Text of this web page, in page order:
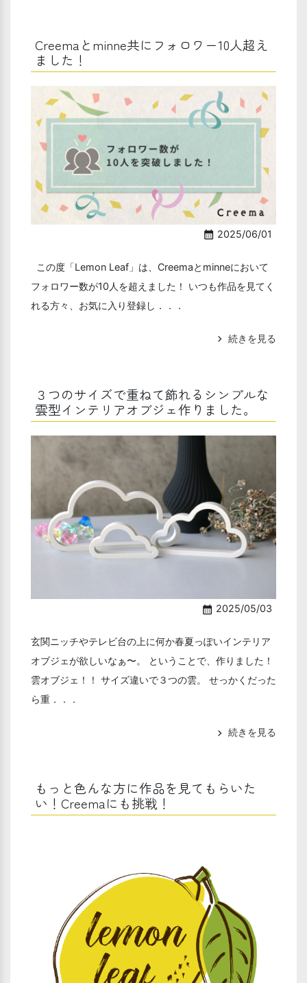
Creemaとminne共にフォロワー10人超え
ました！
calendar_month 2025/06/01
この度「Lemon Leaf」は、Creemaとminneにおいて
フォロワー数が10人を超えました！ いつも作品を見てく
れる方々、お気に入り登録し．．．
chevron_right 続きを見る
３つのサイズで重ねて飾れるシンプルな
雲型インテリアオブジェ作りました。
calendar_month 2025/05/03
玄関ニッチやテレビ台の上に何か春夏っぽいインテリア
オブジェが欲しいなぁ〜。 ということで、作りました！
雲オブジェ！！ サイズ違いで３つの雲。 せっかくだった
ら重．．．
chevron_right 続きを見る
もっと色んな方に作品を見てもらいた
い！Creemaにも挑戦！